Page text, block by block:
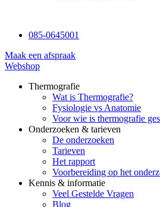
085-0645001
Maak een afspraak
Webshop
Thermografie
Wat is Thermografie?
Fysiologie vs Anatomie
Voor wie is thermografie
Onderzoeken & tarieven
De onderzoeken
Tarieven
Het rapport
Voorbereiding op het
Kennis & informatie
Veel Gestelde Vragen
Blog